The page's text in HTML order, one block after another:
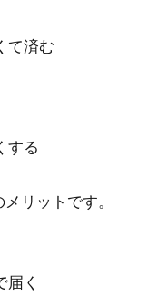
て済む
する
リットです。
届く